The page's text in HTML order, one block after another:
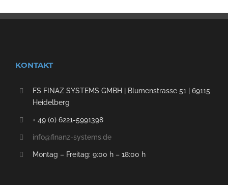
KONTAKT
FS FINAZ SYSTEMS GMBH | Blumenstrasse 51 | 69115
Heidelberg
+ 49 (0) 6221-5991398
info@finanz-systems.de
Montag – Freitag: 9:00 h – 18:00 h